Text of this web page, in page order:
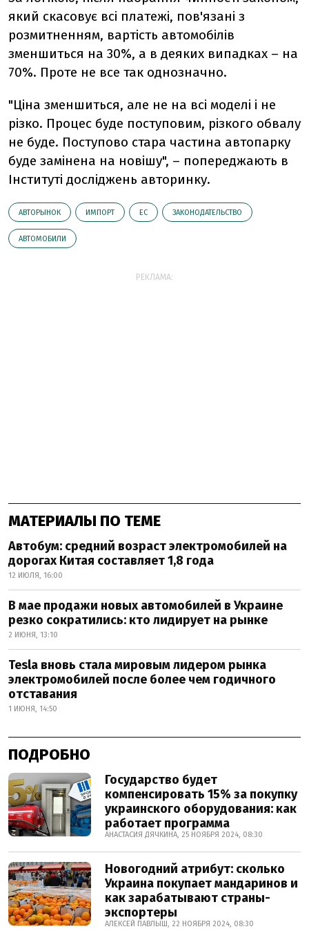
який скасовує всі платежі, пов'язані з
розмитненням, вартість автомобілів
зменшиться на 30%, а в деяких випадках – на
70%. Проте не все так однозначно.
"Ціна зменшиться, але не на всі моделі і не
різко. Процес буде поступовим, різкого обвалу
не буде. Поступово стара частина автопарку
буде замінена на новішу", – попереджають в
Інституті досліджень авторинку.
АВТОРЫНОК ИМПОРТ ЕС ЗАКОНОДАТЕЛЬСТВО
АВТОМОБИЛИ
РЕКЛАМА:
МАТЕРИАЛЫ ПО ТЕМЕ
Автобум: средний возраст электромобилей на
дорогах Китая составляет 1,8 года
12 ИЮЛЯ, 16:00
В мае продажи новых автомобилей в Украине
резко сократились: кто лидирует на рынке
2 ИЮНЯ, 13:10
Tesla вновь стала мировым лидером рынка
электромобилей после более чем годичного
отставания
1 ИЮНЯ, 14:50
ПОДРОБНО
Государство будет
компенсировать 15% за покупку
украинского оборудования: как
работает программа
АНАСТАСИЯ ДЯЧКИНА, 25 НОЯБРЯ 2024, 08:30
Новогодний атрибут: сколько
Украина покупает мандаринов и
как зарабатывают страны-
экспортеры
АЛЕКСЕЙ ПАВЛЫШ, 22 НОЯБРЯ 2024, 08:30